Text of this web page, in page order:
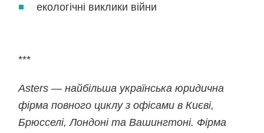
екологічні виклики війни
***
Asters — найбільша українська юридична
фірма повного циклу з офісами в Києві,
Брюсселі, Лондоні та Вашингтоні. Фірма